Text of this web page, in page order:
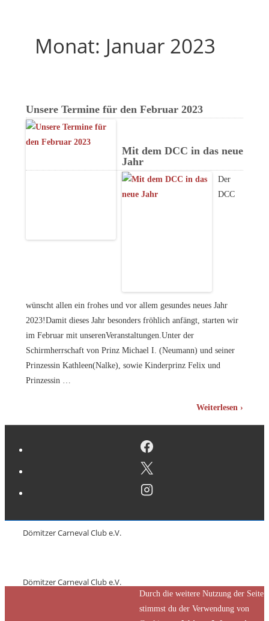
Monat: Januar 2023
Unsere Termine für den Februar 2023
Mit dem DCC in das neue
Jahr
Der
DCC
wünscht allen ein frohes und vor allem gesundes neues Jahr
2023!Damit dieses Jahr besonders fröhlich anfängt, starten wir
im Februar mit unserenVeranstaltungen.Unter der
Schirmherrschaft von Prinz Michael I. (Neumann) und seiner
Prinzessin Kathleen(Nalke), sowie Kinderprinz Felix und
Prinzessin …
Mit
Weiterlesen ›
Dömitzer Carneval Club e.V.
Dömitzer Carneval Club e.V.
Durch die weitere Nutzung der Seite
stimmst du der Verwendung von